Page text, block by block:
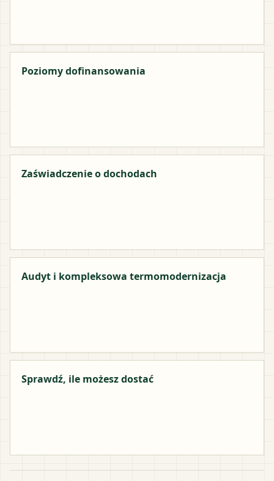
Poziomy dofinansowania
Zaświadczenie o dochodach
Audyt i kompleksowa termomodernizacja
Sprawdź, ile możesz dostać